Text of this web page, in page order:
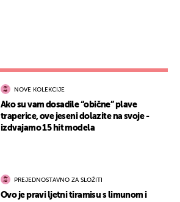
NOVE KOLEKCIJE
Ako su vam dosadile “obične” plave
traperice, ove jeseni dolazite na svoje -
izdvajamo 15 hit modela
PREJEDNOSTAVNO ZA SLOŽITI
Ovo je pravi ljetni tiramisu s limunom i